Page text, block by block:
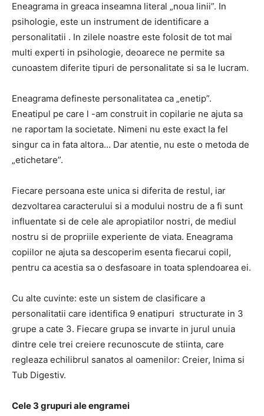
Eneagrama in greaca inseamna literal „noua linii”. In
psihologie, este un instrument de identificare a
personalitatii . In zilele noastre este folosit de tot mai
multi experti in psihologie, deoarece ne permite sa
cunoastem diferite tipuri de personalitate si sa le lucram.
Eneagrama defineste personalitatea ca „enetip”.
Eneatipul pe care l -am construit in copilarie ne ajuta sa
ne raportam la societate. Nimeni nu este exact la fel
singur ca in fata altora… Dar atentie, nu este o metoda de
„etichetare”.
Fiecare persoana este unica si diferita de restul, iar
dezvoltarea caracterului si a modului nostru de a fi sunt
influentate si de cele ale apropiatilor nostri, de mediul
nostru si de propriile experiente de viata. Eneagrama
copiilor ne ajuta sa descoperim esenta fiecarui copil,
pentru ca acestia sa o desfasoare in toata splendoarea ei.
Cu alte cuvinte: este un sistem de clasificare a
personalitatii care identifica 9 enatipuri structurate in 3
grupe a cate 3. Fiecare grupa se invarte in jurul unuia
dintre cele trei creiere recunoscute de stiinta, care
regleaza echilibrul sanatos al oamenilor: Creier, Inima si
Tub Digestiv.
Cele 3 grupuri ale engramei